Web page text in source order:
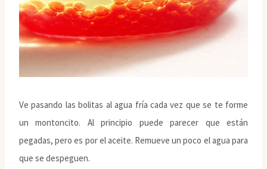
Ve pasando las bolitas al agua fría cada vez que se te forme
un montoncito. Al principio puede parecer que están
pegadas, pero es por el aceite. Remueve un poco el agua para
que se despeguen.